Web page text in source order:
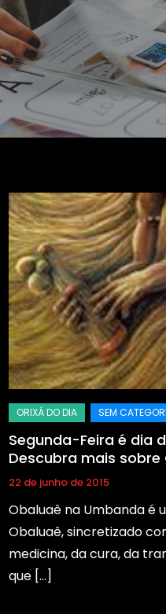
Segunda-Feira é dia
Descubra mais sobre
22 de junho de 2015
Obaluaê na Umbanda é
Obaluaê, sincretizado
medicina, da cura, da
que […]